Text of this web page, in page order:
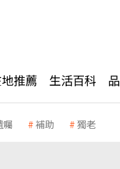
推薦 生活百科
囑 補助 獨老